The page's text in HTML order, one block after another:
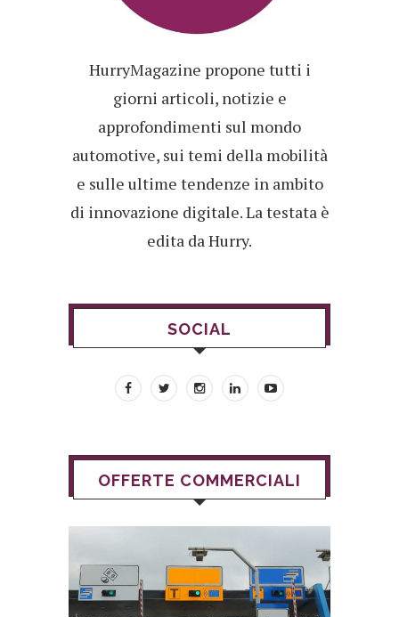
HurryMagazine propone tutti i
giorni articoli, notizie e
approfondimenti sul mondo
automotive, sui temi della mobilità
e sulle ultime tendenze in ambito
di innovazione digitale. La testata è
edita da Hurry.
SOCIAL
OFFERTE COMMERCIALI